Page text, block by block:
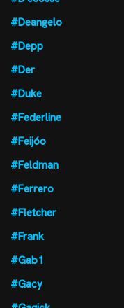
#Deangelo
#Depp
#Der
#Duke
#Federline
#Feijóo
#Feldman
#Ferrero
#Fletcher
#Frank
#Gab1
#Gacy